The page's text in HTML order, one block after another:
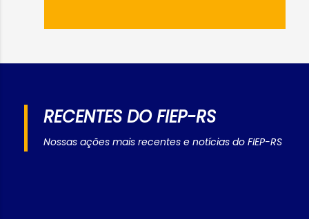
RECENTES DO FIEP-RS
Nossas ações mais recentes e notícias do FIEP-RS